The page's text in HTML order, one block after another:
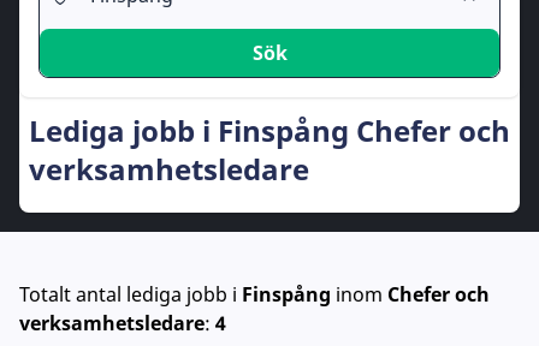
Sök
Lediga jobb i Finspång Chefer och
verksamhetsledare
Totalt antal lediga jobb i Finspång inom Chefer och
verksamhetsledare: 4